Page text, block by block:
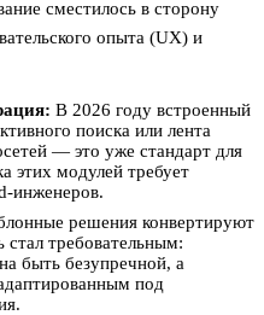
сместилось в сторону
опыта (UX) и
В 2026 году встроенный
поиска или лента
— это уже стандарт для
этих модулей требует
инженеров.
решения конвертируют
стал требовательным:
быть безупречной, а
под